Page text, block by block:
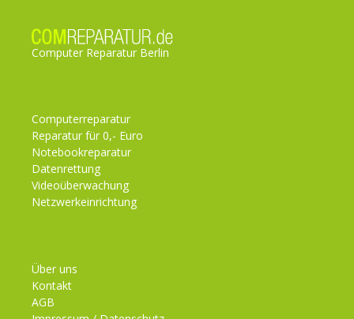
Computer Reparatur Berlin
Computerreparatur
Reparatur für 0,- Euro
Notebookreparatur
Datenrettung
Videoüberwachung
Netzwerkeinrichtung
Über uns
Kontakt
AGB